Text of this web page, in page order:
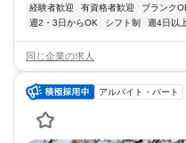
経験者歓迎
有資格者歓迎 ブランク
週2・3日からOK
シフト制 週4日以
同じ企業の求人
アルバイト・パート